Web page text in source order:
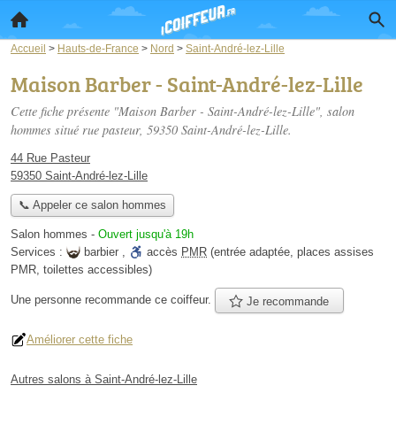
Accueil > Hauts-de-France > Nord > Saint-André-lez-Lille
Maison Barber - Saint-André-lez-Lille
Cette fiche présente "Maison Barber - Saint-André-lez-Lille", salon
hommes situé rue pasteur, 59350 Saint-André-lez-Lille.
44 Rue Pasteur
59350 Saint-André-lez-Lille
📞 Appeler ce salon hommes
Salon hommes - Ouvert jusqu'à 19h
Services :
barbier , accès PMR (entrée adaptée, places assises
PMR, toilettes accessibles)
Une personne recommande ce coiffeur. Je recommande
Améliorer cette fiche
Autres salons à Saint-André-lez-Lille